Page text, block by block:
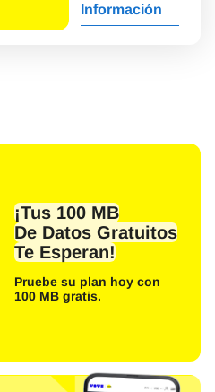
Información
¡Tus 100 MB
De Datos Gratuitos
Te Esperan!
Pruebe su plan hoy con
100 MB gratis.